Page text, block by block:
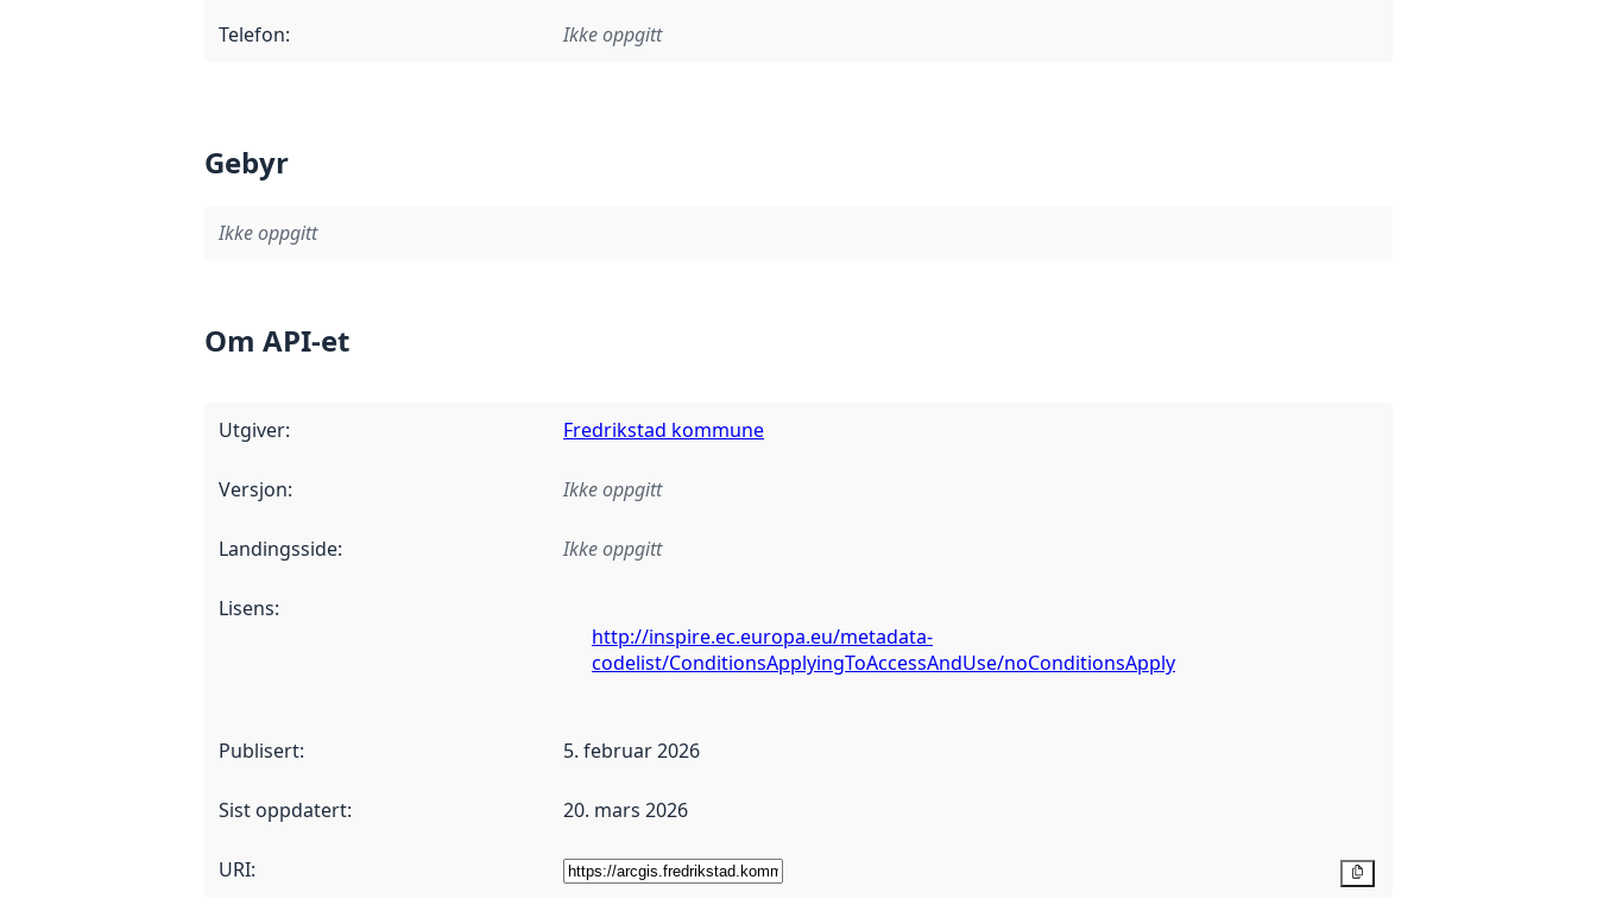
Telefon: Ikke oppgitt
Gebyr
Ikke oppgitt
Om API-et
Utgiver: Fredrikstad kommune
Versjon: Ikke oppgitt
Landingsside: Ikke oppgitt
Lisens:
http://inspire.ec.europa.eu/metadata-
codelist/ConditionsApplyingToAccessAndUse/noConditionsApply
Publisert: 5. februar 2026
Sist oppdatert: 20. mars 2026
URI: